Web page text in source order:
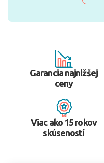
Garancia najnižšej
ceny
Viac ako 15 rokov
skúseností